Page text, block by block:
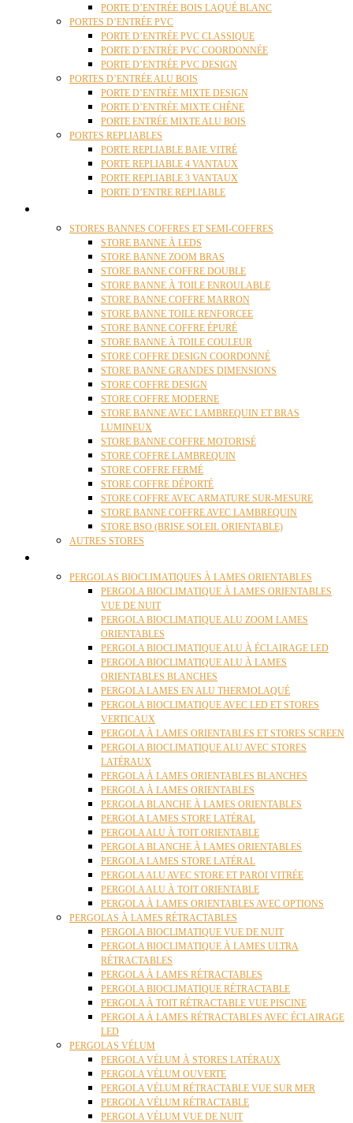
PORTE D’ENTRÉE BOIS LAQUÉ BLANC
PORTES D’ENTRÉE PVC
PORTE D’ENTRÉE PVC CLASSIQUE
PORTE D’ENTRÉE PVC COORDONNÉE
PORTE D’ENTRÉE PVC DESIGN
PORTES D’ENTRÉE ALU BOIS
PORTE D’ENTRÉE MIXTE DESIGN
PORTE D’ENTRÉE MIXTE CHÊNE
PORTE ENTRÉE MIXTE ALU BOIS
PORTES REPLIABLES
PORTE REPLIABLE BAIE VITRÉ
PORTE REPLIABLE 4 VANTAUX
PORTE REPLIABLE 3 VANTAUX
PORTE D’ENTRE REPLIABLE
STORES BANNES COFFRES ET SEMI-COFFRES
STORE BANNE À LEDS
STORE BANNE ZOOM BRAS
STORE BANNE COFFRE DOUBLE
STORE BANNE À TOILE ENROULABLE
STORE BANNE COFFRE MARRON
STORE BANNE TOILE RENFORCEE
STORE BANNE COFFRE ÉPURÉ
STORE BANNE À TOILE COULEUR
STORE COFFRE DESIGN COORDONNÉ
STORE BANNE GRANDES DIMENSIONS
STORE COFFRE DESIGN
STORE COFFRE MODERNE
STORE BANNE AVEC LAMBREQUIN ET BRAS
LUMINEUX
STORE BANNE COFFRE MOTORISÉ
STORE COFFRE LAMBREQUIN
STORE COFFRE FERMÉ
STORE COFFRE DÉPORTÉ
STORE COFFRE AVEC ARMATURE SUR-MESURE
STORE BANNE COFFRE AVEC LAMBREQUIN
STORE BSO (BRISE SOLEIL ORIENTABLE)
AUTRES STORES
PERGOLAS BIOCLIMATIQUES À LAMES ORIENTABLES
PERGOLA BIOCLIMATIQUE À LAMES ORIENTABLES
VUE DE NUIT
PERGOLA BIOCLIMATIQUE ALU ZOOM LAMES
ORIENTABLES
PERGOLA BIOCLIMATIQUE ALU À ÉCLAIRAGE LED
PERGOLA BIOCLIMATIQUE ALU À LAMES
ORIENTABLES BLANCHES
PERGOLA LAMES EN ALU THERMOLAQUÉ
PERGOLA BIOCLIMATIQUE AVEC LED ET STORES
VERTICAUX
PERGOLA À LAMES ORIENTABLES ET STORES SCREEN
PERGOLA BIOCLIMATIQUE ALU AVEC STORES
LATÉRAUX
PERGOLA À LAMES ORIENTABLES BLANCHES
PERGOLA À LAMES ORIENTABLES
PERGOLA BLANCHE À LAMES ORIENTABLES
PERGOLA LAMES STORE LATÉRAL
PERGOLA ALU À TOIT ORIENTABLE
PERGOLA BLANCHE À LAMES ORIENTABLES
PERGOLA LAMES STORE LATÉRAL
PERGOLA ALU AVEC STORE ET PAROI VITRÉE
PERGOLA ALU À TOIT ORIENTABLE
PERGOLA À LAMES ORIENTABLES AVEC OPTIONS
PERGOLAS À LAMES RÉTRACTABLES
PERGOLA BIOCLIMATIQUE VUE DE NUIT
PERGOLA BIOCLIMATIQUE À LAMES ULTRA
RÉTRACTABLES
PERGOLA À LAMES RÉTRACTABLES
PERGOLA BIOCLIMATIQUE RÉTRACTABLE
PERGOLA À TOIT RÉTRACTABLE VUE PISCINE
PERGOLA À LAMES RÉTRACTABLES AVEC ÉCLAIRAGE
LED
PERGOLAS VÉLUM
PERGOLA VÉLUM À STORES LATÉRAUX
PERGOLA VÉLUM OUVERTE
PERGOLA VÉLUM RÉTRACTABLE VUE SUR MER
PERGOLA VÉLUM RÉTRACTABLE
PERGOLA VÉLUM VUE DE NUIT